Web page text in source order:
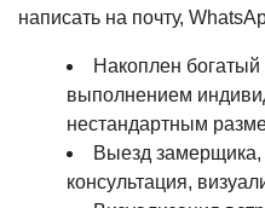
написать на почту,
Накоплен
выполнением
нестандартным
Выезд замерщика,
консультация,